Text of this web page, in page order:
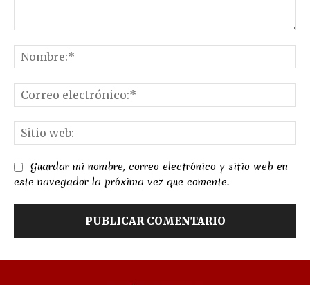
Guardar mi nombre, correo electrónico y sitio web en
este navegador la próxima vez que comente.